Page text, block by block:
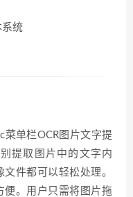
系统
菜单栏OCR图片文字提
提取图片中的文字内
件都可以轻松处理。
便。用户只需将图片拖